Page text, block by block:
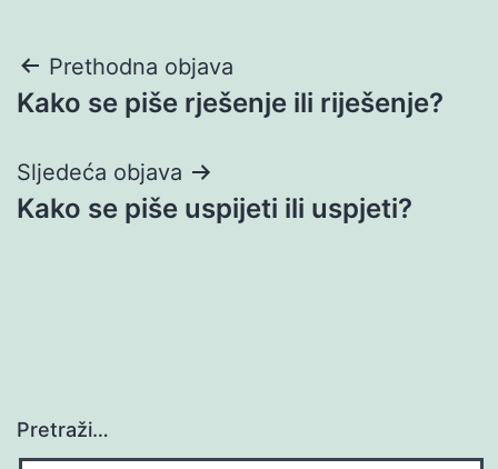
Navigacija
objava
Prethodna objava
Kako se piše rješenje ili riješenje?
Sljedeća objava
Kako se piše uspijeti ili uspjeti?
Pretraži…